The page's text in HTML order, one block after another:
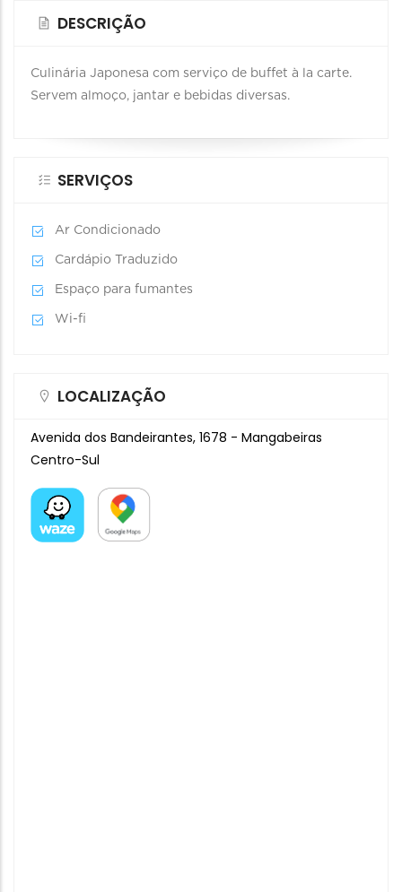
DESCRIÇÃO
Culinária Japonesa com serviço de buffet à la carte.
Servem almoço, jantar e bebidas diversas.
SERVIÇOS
Ar Condicionado
Cardápio Traduzido
Espaço para fumantes
Wi-fi
LOCALIZAÇÃO
Avenida dos Bandeirantes, 1678 - Mangabeiras
Centro-Sul